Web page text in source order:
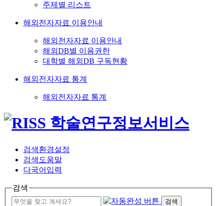
주제별 리스트
해외전자자료 이용안내
해외전자자료 이용안내
해외DB별 이용권한
대학별 해외DB 구독현황
해외전자자료 통계
해외전자자료 통계
검색환경설정
검색도움말
다국어입력
검색
검색